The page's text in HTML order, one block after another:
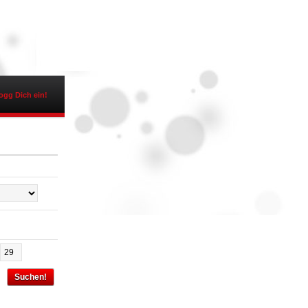
Dich ein!
Suchen!